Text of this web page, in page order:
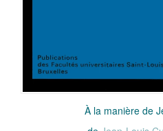
À la manière de